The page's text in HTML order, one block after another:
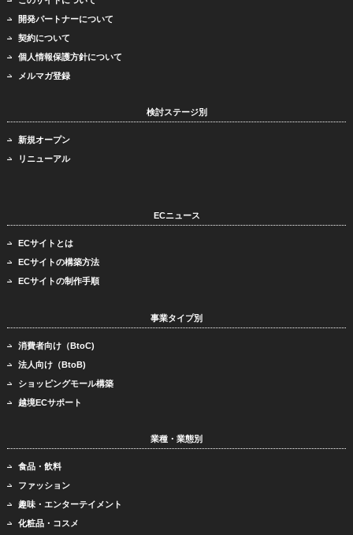
開発パートナーについて
契約について
個人情報保護方針について
メルマガ登録
検討ステージ別
新規オープン
リニューアル
ECニュース
ECサイトとは
ECサイトの構築方法
ECサイトの制作手順
事業タイプ別
消費者向け（BtoC)
法人向け（BtoB)
ショッピングモール構築
越境ECサポート
業種・業態別
食品・飲料
ファッション
趣味・エンターテイメント
化粧品・コスメ